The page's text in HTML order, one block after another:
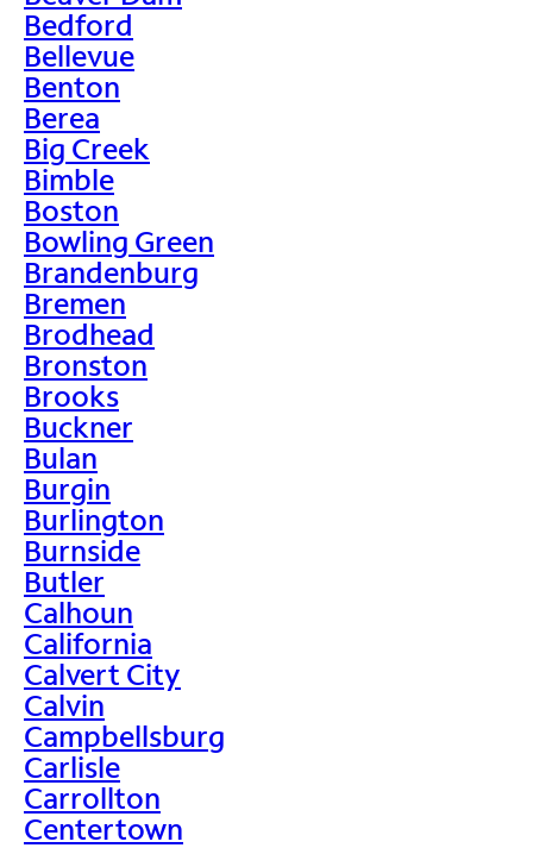
Bedford
Bellevue
Benton
Berea
Big Creek
Bimble
Boston
Bowling Green
Brandenburg
Bremen
Brodhead
Bronston
Brooks
Buckner
Bulan
Burgin
Burlington
Burnside
Butler
Calhoun
California
Calvert City
Calvin
Campbellsburg
Carlisle
Carrollton
Centertown